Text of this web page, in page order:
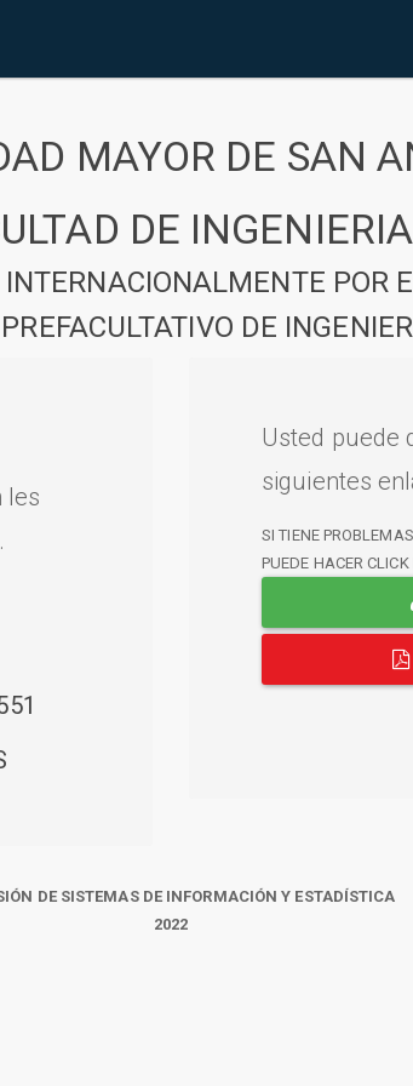
MAYOR DE SAN
DE INGENIERIA
POR
DE
les
Usted puede
siguientes
SI TIENE
PUEDE HACER
DE SISTEMAS DE INFORMACIÓN Y ESTADÍSTICA
2022